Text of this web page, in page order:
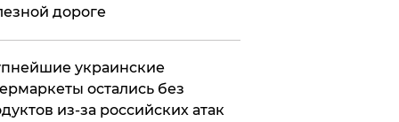
дороге
украинские
остались без
из-за российских атак